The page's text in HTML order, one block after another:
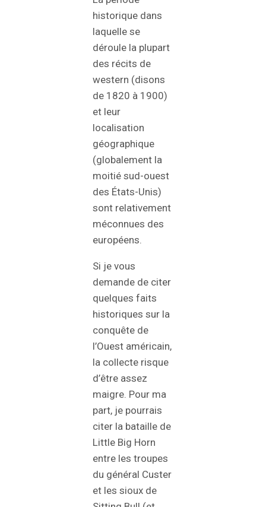
historique dans
laquelle se
déroule la plupart
des récits de
western (disons
de 1820 à 1900)
et leur
localisation
géographique
(globalement la
moitié sud-ouest
des États-Unis)
sont relativement
méconnues des
européens.
Si je vous
demande de citer
quelques faits
historiques sur la
conquête de
l’Ouest américain,
la collecte risque
d’être assez
maigre. Pour ma
part, je pourrais
citer la bataille de
Little Big Horn
entre les troupes
du général Custer
et les sioux de